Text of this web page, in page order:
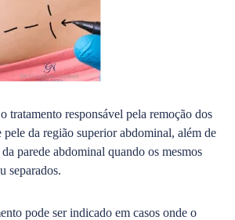
tratamento responsável pela remoção dos
pele da região superior abdominal, além de
parede abdominal quando os mesmos
separados.
pode ser indicado em casos onde o